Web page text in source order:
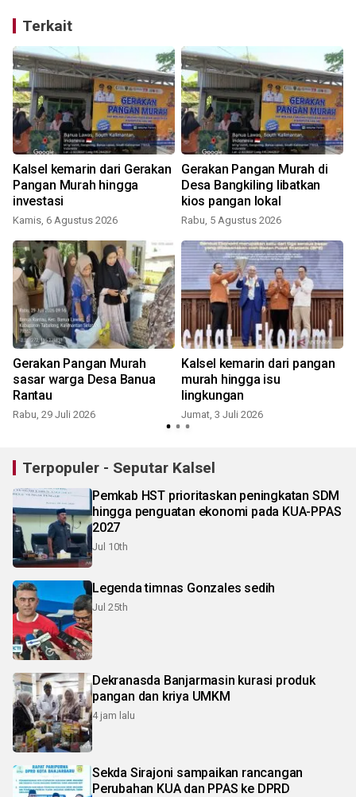
Terkait
Kalsel kemarin dari Gerakan
Pangan Murah hingga
investasi
Kamis, 6 Agustus 2026
Gerakan Pangan Murah di
Desa Bangkiling libatkan
kios pangan lokal
Rabu, 5 Agustus 2026
Gerakan Pangan Murah
sasar warga Desa Banua
Rantau
Rabu, 29 Juli 2026
Kalsel kemarin dari pangan
murah hingga isu
lingkungan
Jumat, 3 Juli 2026
Terpopuler - Seputar Kalsel
Pemkab HST prioritaskan peningkatan SDM
hingga penguatan ekonomi pada KUA-PPAS
2027
Jul 10th
Legenda timnas Gonzales sedih
Jul 25th
Dekranasda Banjarmasin kurasi produk
pangan dan kriya UMKM
4 jam lalu
Sekda Sirajoni sampaikan rancangan
Perubahan KUA dan PPAS ke DPRD